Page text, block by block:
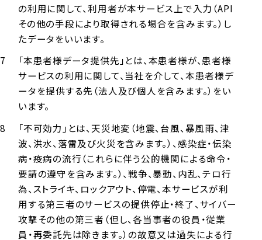
の利用に関して、利用者が本サービス上で入力（API
その他の手段により取得される場合を含みます。）し
たデータをいいます。
「本患者様データ提供先」とは、本患者様が、患者様
サービスの利用に関して、当社を介して、本患者様デ
ータを提供する先（法人及び個人を含みます。）をい
います。
「不可効力」とは、天災地変（地震、台風、暴風雨、津
波、洪水、落雷及び火災を含みます。）、感染症・伝染
病・疫病の流行（これらに伴う公的機関による命令・
要請の遵守を含みます。）、戦争、暴動、内乱、テロ行
為、ストライキ、ロックアウト、停電、本サービスが利
用する第三者のサービスの提供停止・終了、サイバー
攻撃その他の第三者（但し、各当事者の役員・従業
員・再委託先は除きます。）の故意又は過失による行